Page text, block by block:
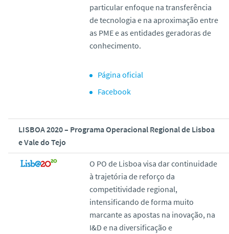
particular enfoque na transferência
de tecnologia e na aproximação entre
as PME e as entidades geradoras de
conhecimento.
Página oficial
Facebook
LISBOA 2020 – Programa Operacional Regional de Lisboa
e Vale do Tejo
O PO de Lisboa visa dar continuidade
à trajetória de reforço da
competitividade regional,
intensificando de forma muito
marcante as apostas na inovação, na
I&D e na diversificação e